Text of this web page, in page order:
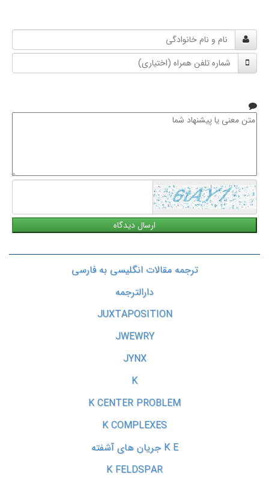
و
نام
خانوادگی
شماره
تلفن
متن
ترجمه مقالات انگلیسی به فارسی
دارالترجمه
JUXTAPOSITION
JWEWRY
JYNX
K
K CENTER PROBLEM
K COMPLEXES
K E جریان های آشفته
K FELDSPAR